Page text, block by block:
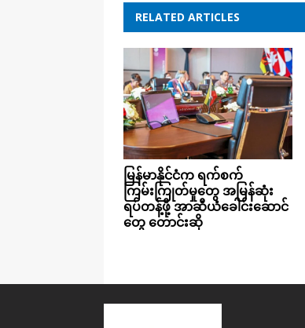
RELATED ARTICLES
မြန်မာနိုင်ငံက ရက်စက်
ကြမ်းကြုတ်မှုတွေ အမြန်ဆုံး
ရပ်တန့်ဖို့ အာဆီယံခေါင်းဆောင်
တွေ တောင်းဆို